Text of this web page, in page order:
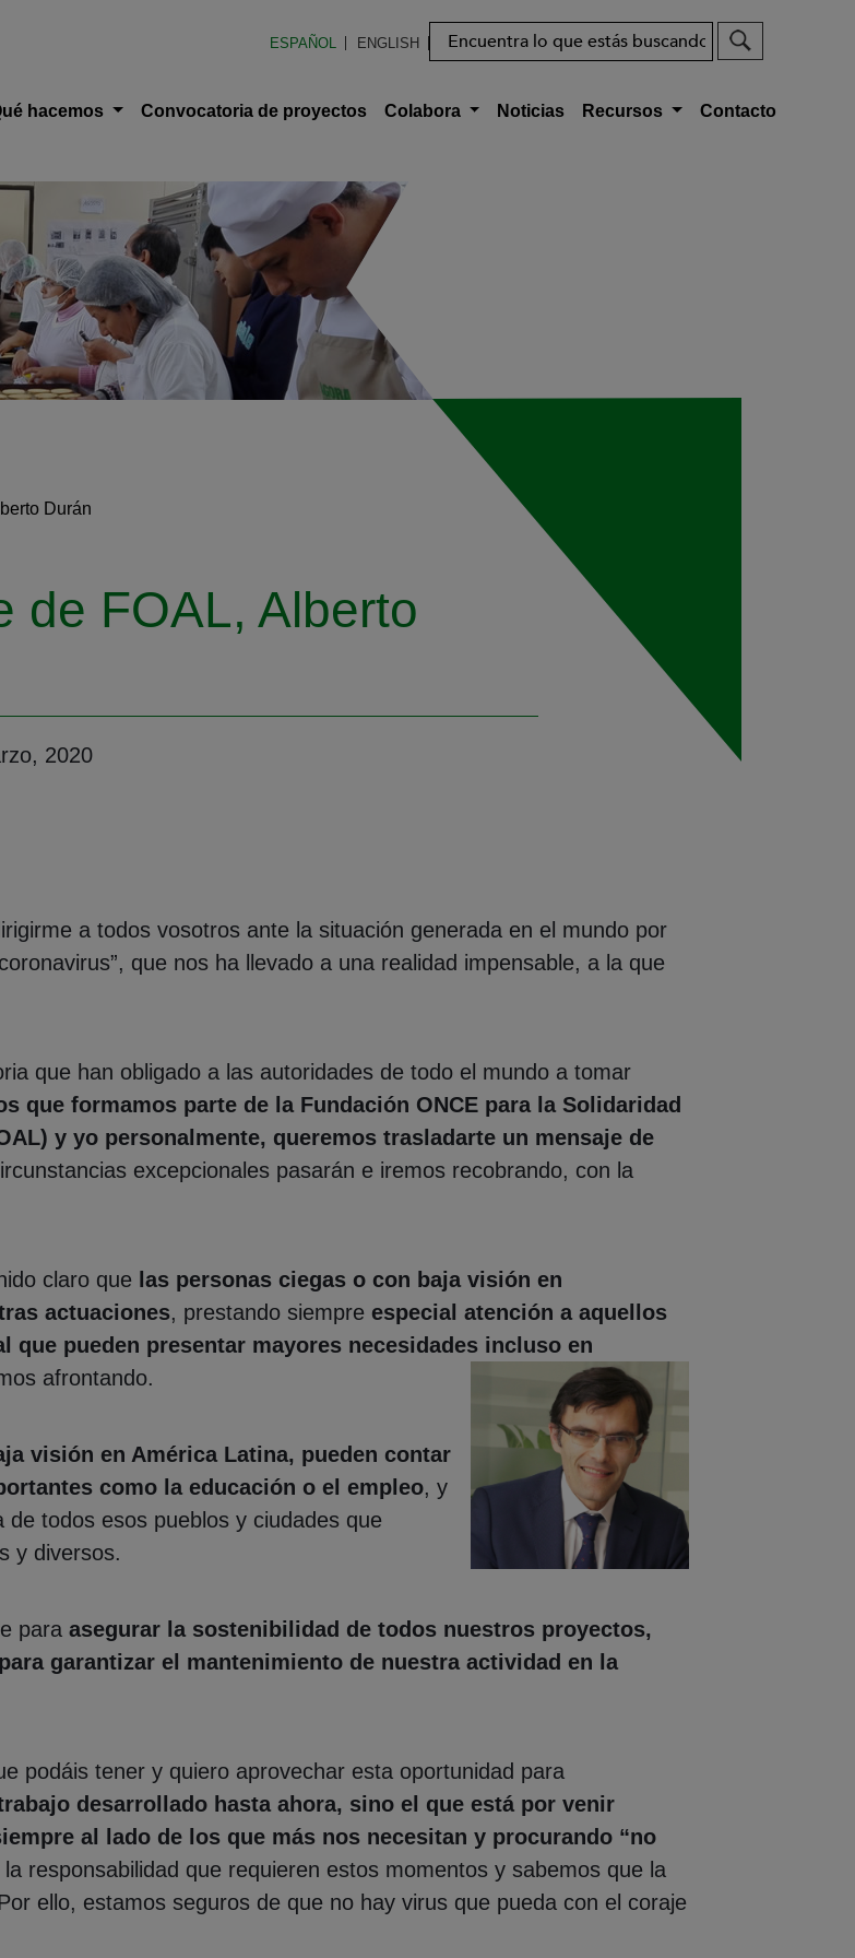
Latina (FOAL)ESPAÑOL ENGLISH
Buscar
hacemos Convocatoria de proyectos Colabora Noticias Recursos Contacto
Durán
de FOAL, Alberto
2020
a todos vosotros ante la situación generada en el mundo por
que nos ha llevado a una realidad impensable, a la que
que han obligado a las autoridades de todo el mundo a tomar
que formamos parte de la Fundación ONCE para la Solidaridad
y yo personalmente, queremos trasladarte un mensaje de
excepcionales pasarán e iremos recobrando, con la
claro que las personas ciegas o con baja visión en
actuaciones, prestando siempre especial atención a aquellos
pueden presentar mayores necesidades incluso en
afrontando.
visión en América Latina, pueden contar
como la educación o el empleo, y
todos esos pueblos y ciudades que
y diversos.
para asegurar la sostenibilidad de todos nuestros proyectos,
garantizar el mantenimiento de nuestra actividad en la
podáis tener y quiero aprovechar esta oportunidad para
desarrollado hasta ahora, sino el que está por venir
al lado de los que más nos necesitan y procurando “no
responsabilidad que requieren estos momentos y sabemos que la
ello, estamos seguros de que no hay virus que pueda con el coraje